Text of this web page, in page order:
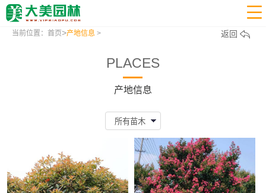

当前位置： 首页>产地信息 > 返回
PLACES
产地信息